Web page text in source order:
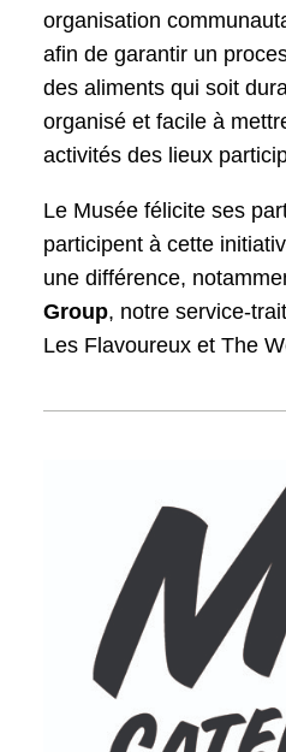
organisation
afin de garantir un
des aliments qui soit
organisé et facile à
activités des lieux
Le Musée félicite ses
participent à cette
une différence,
Group, notre service-
Les Flavoureux et The